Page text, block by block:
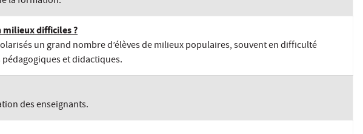
milieux difficiles ?
un grand nombre d’élèves de milieux populaires, souvent en difficulté
et didactiques.
des enseignants.